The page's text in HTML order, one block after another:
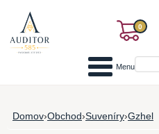
0
Menu
Domov›Obchod›Suveníry›Gzhel